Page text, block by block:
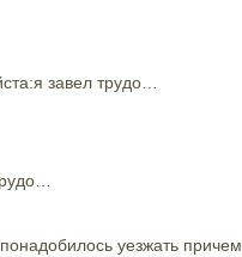
завел трудо…
уезжать причем